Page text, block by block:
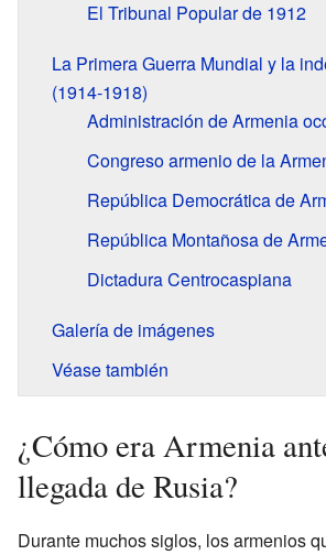
El Tribunal Popular de 1912
La Primera Guerra Mundial y la
(1914-1918)
Administración de Armenia
Congreso armenio de la
República Democrática de
República Montañosa de
Dictadura Centrocaspiana
Galería de imágenes
Véase también
¿Cómo era Armenia
llegada de Rusia?
Durante muchos siglos, los armenios